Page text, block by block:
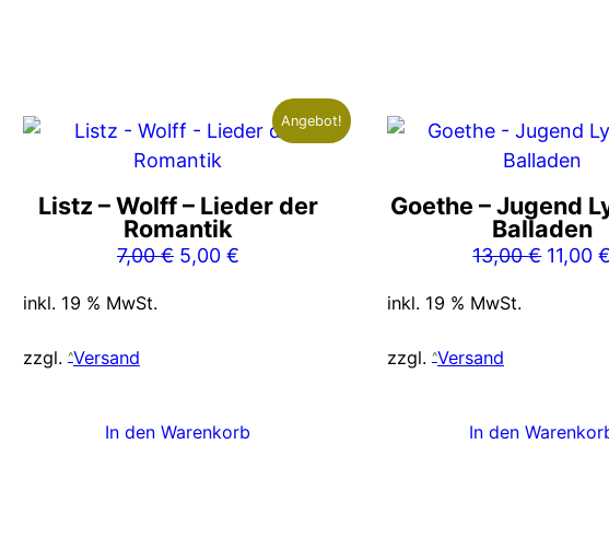
Angebot!
Listz – Wolff – Lieder der
Romantik
7,00€ Ursprünglicher
5,00 €Aktueller
inkl. 19 % MwSt.
zzgl. Versand
In den Warenkorb
Goethe – Jugend
Balladen
13,00€ 11,00€
inkl. 19 % MwSt.
zzgl. Versand
In den